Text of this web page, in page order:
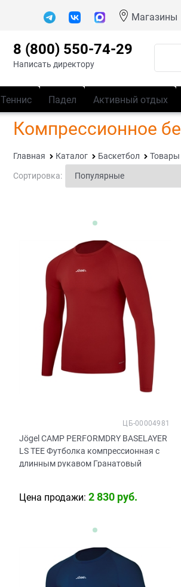
Магазины
8 (800) 550-74-29
Написать директору
Теннис Падел Активный отдых
Компрессионное
Главная Каталог Баскетбол Товары
Сортировка:
Jögel CAMP PERFORMDRY BASELAYER
LS TEE Футболка компрессионная с
длинным рукавом Гранатовый
ЦБ-00004981
Цена продажи: 2 830 руб.